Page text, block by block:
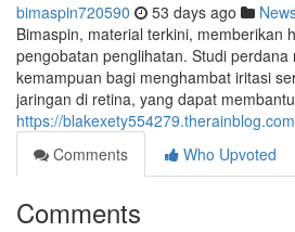
bimaspin720590 53 days ago
Bimaspin, material terkini, memberikan
pengobatan penglihatan. Studi perdana
kemampuan bagi menghambat iritasi
jaringan di retina, yang dapat membantu
https://
Comments
Who Upvoted
Comments